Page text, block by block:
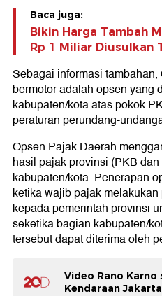
Baca juga:
Bikin Harga Tambah
Rp 1 Miliar Diusulkan
Sebagai informasi
bermotor adalah opsen yang
kabupaten/kota atas pokok
peraturan perundang-
Opsen Pajak Daerah
hasil pajak provinsi (PKB
kabupaten/kota. Penerapan
ketika wajib pajak
kepada pemerintah provinsi
seketika bagian kabupaten/
tersebut dapat diterima oleh
Video Rano Karno
Kendaraan